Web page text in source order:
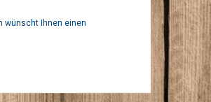
wünscht Ihnen einen